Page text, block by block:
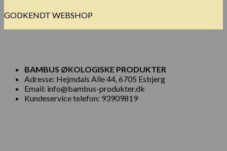
GODKENDT WEBSHOP
BAMBUS ØKOLOGISKE PRODUKTER
Adresse: Hejmdals Alle 44, 6705 Esbjerg
Email: info@bambus-produkter.dk
Kundeservice telefon: 93909819